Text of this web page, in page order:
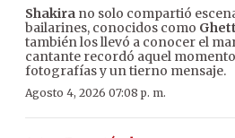
Shakira no solo compartió
bailarines, conocidos como
también los llevó a conocer el
cantante recordó aquel
fotografías y un tierno mensaje.
Agosto 4, 2026 07:08 p. m.